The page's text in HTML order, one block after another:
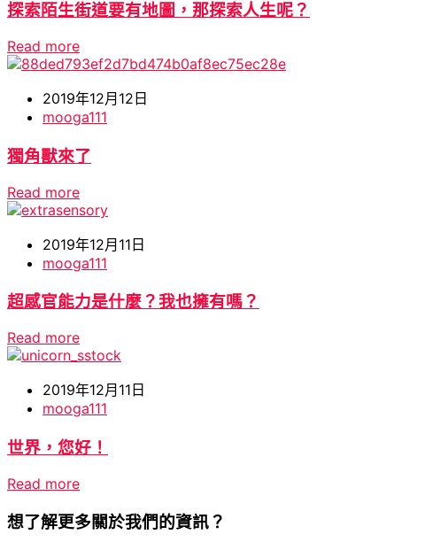
探索陌生街道要有地圖，那探索人生呢？
Read more
2019年12月12日
mooga111
獨角獸來了
Read more
2019年12月11日
mooga111
超感官能力是什麼？我也擁有嗎？
Read more
2019年12月11日
mooga111
世界，您好！
Read more
想了解更多關於我們的資訊？